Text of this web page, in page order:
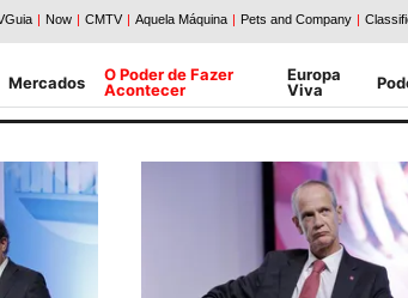
Mercados
O Poder de Fazer
Acontecer
Europa
Viva